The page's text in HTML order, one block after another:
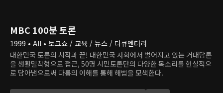
MBC 100분 토론
1999 • All • 토크쇼 / 교육 / 뉴스 / 다큐멘터리
대한민국 토론의 시작과 끝! 대한민국 사회에서 벌어지고 있는 거대담론
을 생활밀착형으로 접근, 50명 시민토론단의 다양한 목소리를 현실적으
로 담아냄으로써 다름의 이해를 통해 해법을 모색한다.